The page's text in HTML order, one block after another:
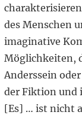
des Menschen
imaginative
Möglichkeiten,
Anderssein
der Fiktion und
[Es] … ist nicht